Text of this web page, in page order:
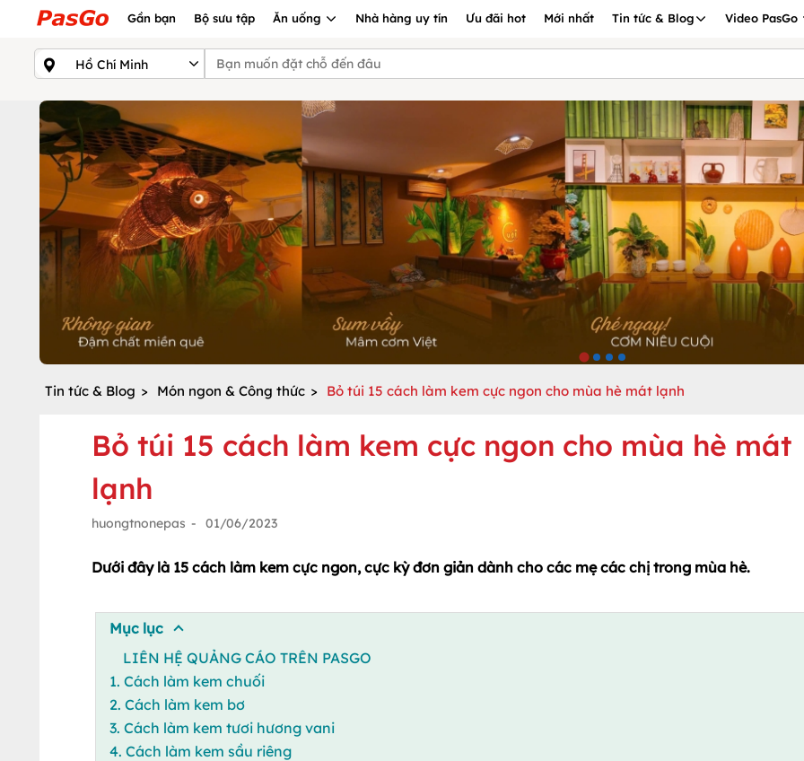
Gần bạn Bộ sưu tập Ăn uống Nhà hàng uy tín Ưu đãi hot Mới nhất Tin tức & Blog Video PasGo
Tin tức & Blog > Món ngon & Công thức > Bỏ túi 15 cách làm kem cực ngon cho mùa hè mát lạnh
Bỏ túi 15 cách làm kem cực ngon cho mùa hè mát
lạnh
huongtnonepas - 01/06/2023
Dưới đây là 15 cách làm kem cực ngon, cực kỳ đơn giản dành cho các mẹ các chị trong mùa hè.
Mục lục
LIÊN HỆ QUẢNG CÁO TRÊN PASGO
1. Cách làm kem chuối
2. Cách làm kem bơ
3. Cách làm kem tươi hương vani
4. Cách làm kem sầu riêng